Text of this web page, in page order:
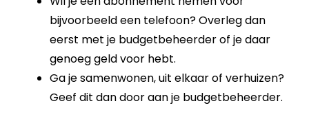
bijvoorbeeld een telefoon? Overleg dan
eerst met je budgetbeheerder of je daar
genoeg geld voor hebt.
Ga je samenwonen, uit elkaar of verhuizen?
Geef dit dan door aan je budgetbeheerder.